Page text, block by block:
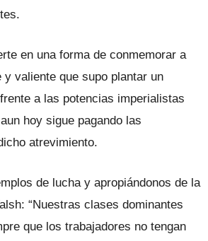
en una forma de conmemorar a
y valiente que supo plantar un
a las potencias imperialistas
hoy sigue pagando las
atrevimiento.
de lucha y apropiándonos de la
“Nuestras clases dominantes
que los trabajadores no tengan